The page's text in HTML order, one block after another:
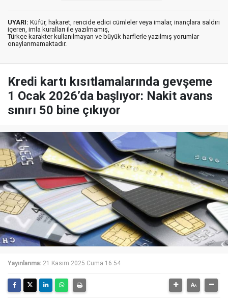
UYARI: Küfür, hakaret, rencide edici cümleler veya imalar, inançlara saldırı
içeren, imla kuralları ile yazılmamış,
Türkçe karakter kullanılmayan ve büyük harflerle yazılmış yorumlar
onaylanmamaktadır.
Kredi kartı kısıtlamalarında gevşeme
1 Ocak 2026’da başlıyor: Nakit avans
sınırı 50 bine çıkıyor
Yayınlanma: 21 Kasım 2025 Cuma 16:54